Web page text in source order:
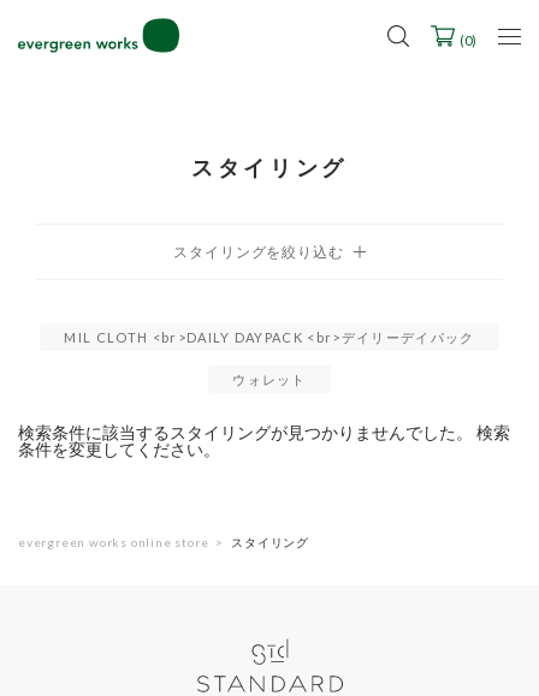
2027年ご入学用ランドセル受注会スケジュール
(0)
スタイリング
MIL CLOTH <br>DAILY DAYPACK <br>デイリーデイパック
ウォレット
検索条件に該当するスタイリングが見つかりませんでした。 検索
条件を変更してください。
evergreen works online store スタイリング